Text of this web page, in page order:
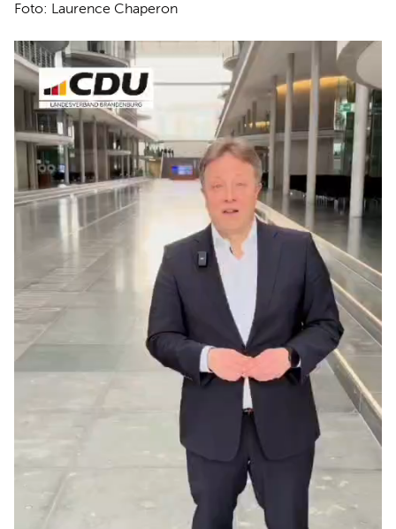
Foto: Laurence Chaperon